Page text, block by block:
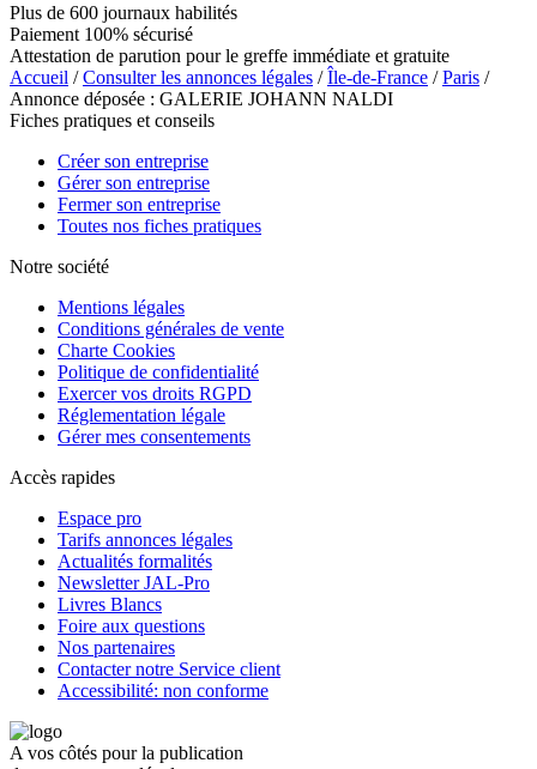
Plus de 600 journaux habilités
Paiement 100% sécurisé
Attestation de parution pour le greffe immédiate et gratuite
Accueil /Consulter les annonces légales /Île-de-France /Paris /
Annonce déposée : GALERIE JOHANN NALDI
Fiches pratiques et conseils
Créer son entreprise
Gérer son entreprise
Fermer son entreprise
Toutes nos fiches pratiques
Notre société
Mentions légales
Conditions générales de vente
Charte Cookies
Politique de confidentialité
Exercer vos droits RGPD
Réglementation légale
Gérer mes consentements
Accès rapides
Espace pro
Tarifs annonces légales
Actualités formalités
Newsletter JAL-Pro
Livres Blancs
Foire aux questions
Nos partenaires
Contacter notre Service client
Accessibilité: non conforme
A vos côtés pour la publication